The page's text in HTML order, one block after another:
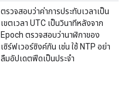
ตรวจสอบว่าค่าการประทับเวลาเป็น
เขตเวลา UTC เป็นวินาทีหลังจาก
Epoch ตรวจสอบว่านาฬิกาของ
เซิร์ฟเวอร์ซิงค์กัน เช่น ใช้ NTP อย่า
ลืมอัปเดตฟีดเป็นประจำ